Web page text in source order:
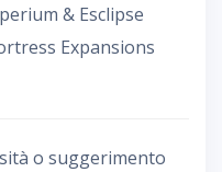
& Esclipse
Expansions
o suggerimento